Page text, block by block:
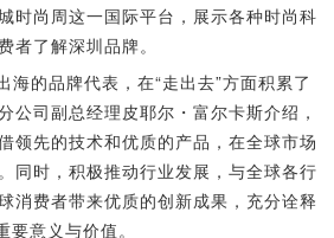
时尚周这一国际平台，展示各种时尚科
者了解深圳品牌。
海的品牌代表，在“走出去”方面积累了
公司副总经理皮耶尔・富尔卡斯介绍，
领先的技术和优质的产品，在全球市场
同时，积极推动行业发展，与全球各行
消费者带来优质的创新成果，充分诠释
要意义与价值。